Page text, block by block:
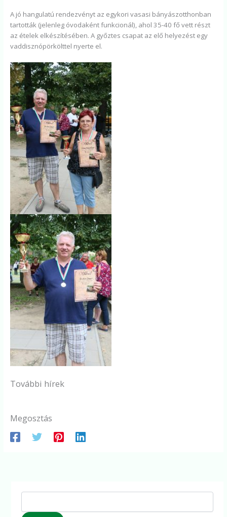
A jó hangulatú rendezvényt az egykori vasasi bányászotthonban
tartották (jelenleg óvodaként funkcionál), ahol 35-40 fő vett részt
az ételek elkészítésében. A győztes csapat az elő helyezést egy
vaddisznópörkölttel nyerte el.
További hírek
Megosztás